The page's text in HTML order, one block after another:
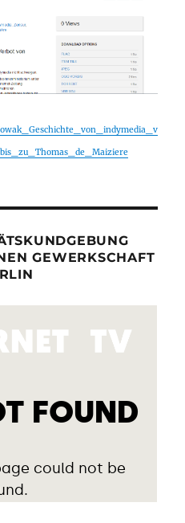
GEWERKSCHAFT